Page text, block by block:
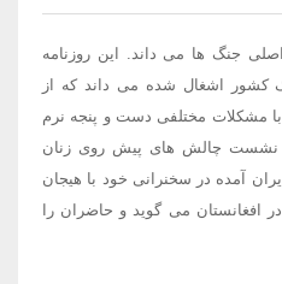
جنگ ها می داند. این روزنامه
کشور اشغال شده می داند که از
مشکلات مختلفی دست و پنجه نرم
نشست چالش های پیش روی زنان
آمده در سخنرانی خود با هیجان
افغانستان می گوید و حاضران را